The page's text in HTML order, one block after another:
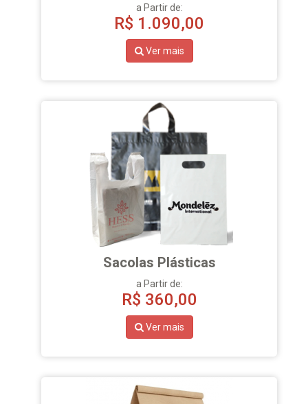
a Partir de:
R$ 1.090,00
Ver mais
Sacolas Plásticas
a Partir de:
R$ 360,00
Ver mais